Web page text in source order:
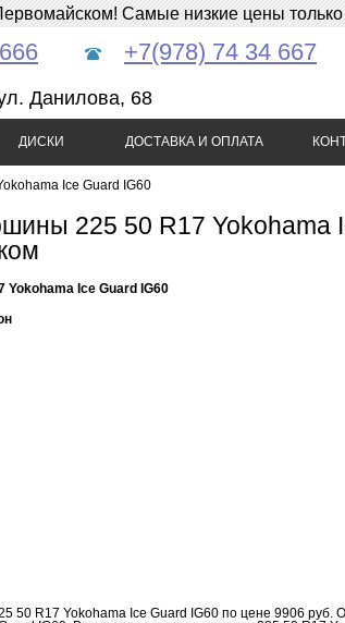
Самые низкие цены только
+7(978) 74 34 667
Данилова, 68
ДИСКИ ДОСТАВКА И ОПЛАТА
Ice Guard IG60
225 50 R17 Yokohama
Yokohama Ice Guard IG60
50 R17 Yokohama Ice Guard IG60 по цене 9906 руб.